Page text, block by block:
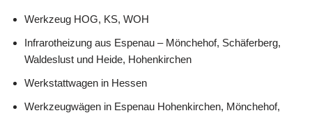
Werkzeug HOG, KS, WOH
Infrarotheizung aus Espenau – Mönchehof, Schäferberg,
Waldeslust und Heide, Hohenkirchen
Werkstattwagen in Hessen
Werkzeugwägen in Espenau Hohenkirchen, Mönchehof,